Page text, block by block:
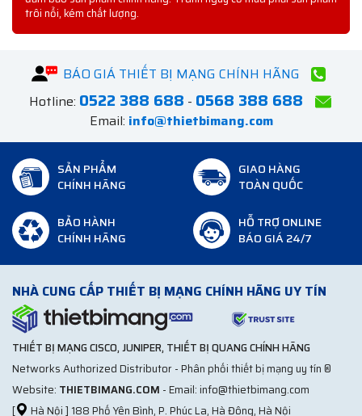
trôi nổi, kém chất lượng.
BÁO GIÁ THIẾT BỊ MẠNG CHÍNH HÃNG
Hotline: 0522 388 688 - 0568 388 688
Email: info@thietbimang.com
SẢN PHẨM
CHÍNH HÃNG
GIAO HÀNG
TOÀN QUỐC
BẢO HÀNH
CHÍNH HÃNG
HỖ TRỢ ONLINE
BÁO GIÁ 24/7
NHÀ CUNG CẤP THIẾT BỊ MẠNG CHÍNH HÃNG UY TÍN
THIẾT BỊ MẠNG CISCO, JUNIPER, THIẾT BỊ QUANG CHÍNH HÃNG
Networks Authorized Distributor - Phân phối thiết bị mạng uy tín ®
Website: THIETBIMANG.COM - Email: info@thietbimang.com
[
Hà Nội ] 188 Phố Yên Bình, P. Phúc La, Hà Đông, Hà Nội